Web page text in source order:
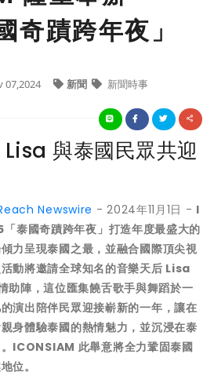
奇蹟跨年夜」
07,2024 新聞 新聞時事
與泰國民眾共迎
Newswire - 2024年11月1日 - I
泰國奇蹟跨年夜」打造年度最盛大的
力呈現泰國之最，並融合國際頂尖視
動將邀請全球知名的音樂天后 Lisa
陣，這位匯集饒舌歌手與舞蹈於一
演出陪伴民眾迎接嶄新的一年，讓在
身體驗泰國的熱情魅力，並沉浸在泰
ICONSIAM 此舉意將全力鞏固泰國
位。